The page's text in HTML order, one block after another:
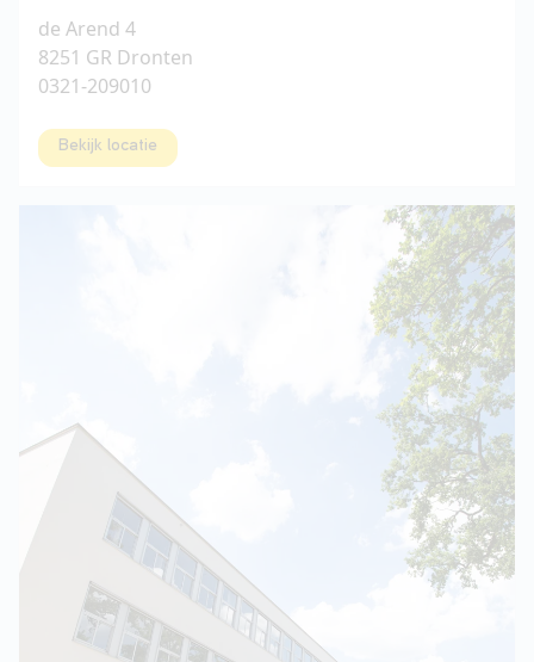
de Arend 4
8251 GR Dronten
0321-209010
Bekijk locatie